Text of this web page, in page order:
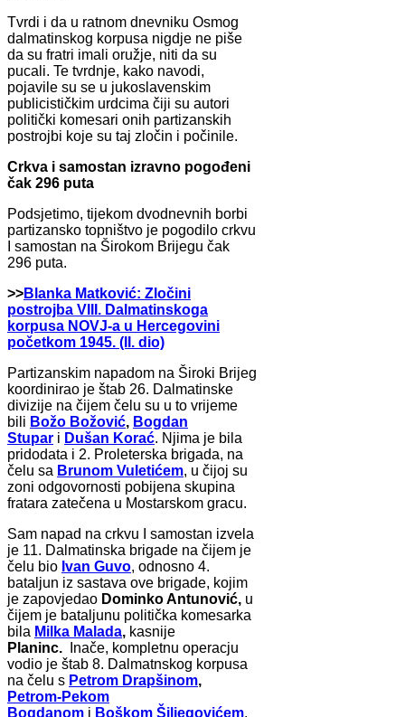
Tvrdi i da u ratnom dnevniku Osmog
dalmatinskog korpusa nigdje ne piše
da su fratri imali oružje, niti da su
pucali. Te tvrdnje, kako navodi,
pojavile su se u jukoslavenskim
publicističkim urdcima čiji su autori
politički komesari onih partizanskih
postrojbi koje su taj zločin i počinile.
Crkva i samostan izravno pogođeni
čak 296 puta
Podsjetimo, tijekom dvodnevnih borbi
partizansko topništvo je pogodilo crkvu
I samostan na Širokom Brijegu čak
296 puta.
>>Blanka Matković: Zločini
postrojba VIII. Dalmatinskoga
korpusa NOVJ-a u Hercegovini
početkom 1945. (II. dio)
Partizanskim napadom na Široki Brijeg
koordinirao je štab 26. Dalmatinske
divizije na čijem čelu su u to vrijeme
bili Božo Božović, Bogdan
Stupar i Dušan Korać. Njima je bila
pridodata i 2. Proleterska brigada, na
čelu sa Brunom Vuletićem, u čijoj su
zoni odgovornosti pobijena skupina
fratara zatečena u Mostarskom gracu.
Sam napad na crkvu I samostan izvela
je 11. Dalmatinska brigade na čijem je
čelu bio Ivan Guvo, odnosno 4.
bataljun iz sastava ove brigade, kojim
je zapovjedao Dominko Antunović, u
čijem je bataljunu politička komesarka
bila Milka Malada, kasnije
Planinc.
Inače, kompletnu operacju
vodio je štab 8. Dalmatnskog korpusa
na čelu s Petrom Drapšinom,
Petrom-Pekom
Bogdanom i Boškom Šiljegovićem.